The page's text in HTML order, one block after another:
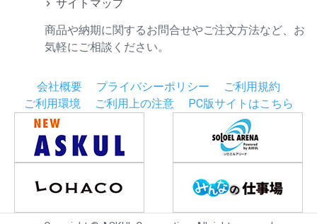
サイトマップ
商品や納期に関するお問合せやご注文方法など、お
気軽にご相談ください。
会社概要 プライバシーポリシー
ご利用規約
ご利用環境
ご利用上の注意 PC版サイトはこちら